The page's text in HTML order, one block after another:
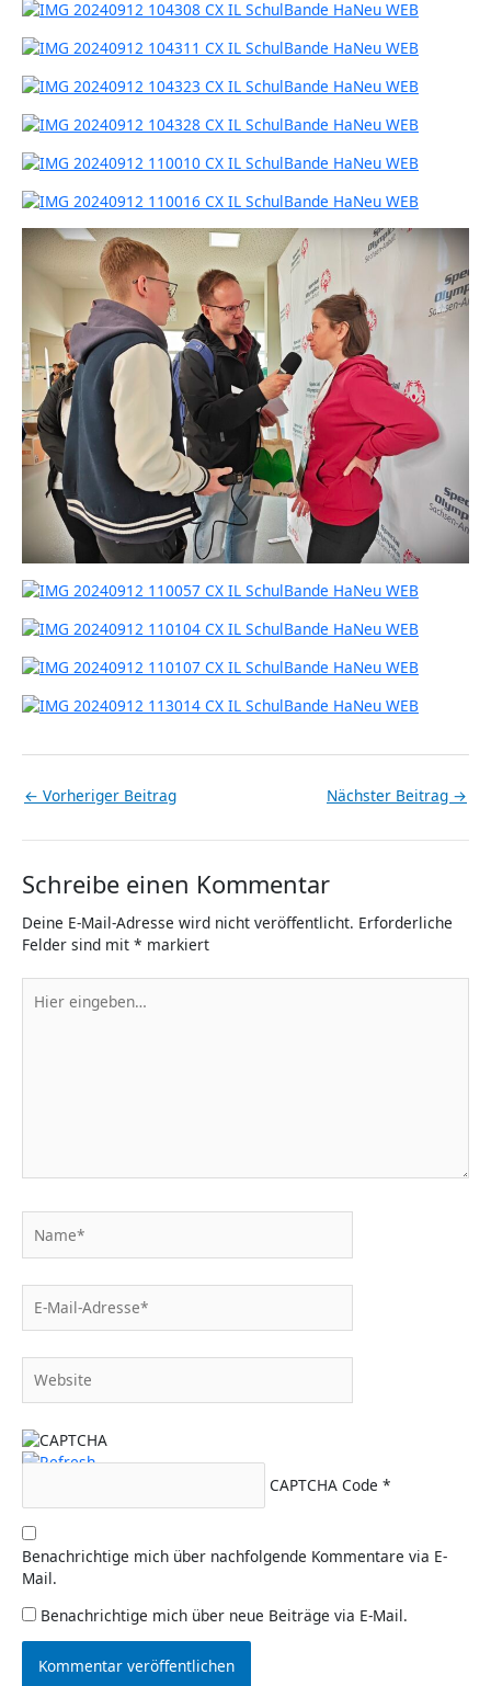
← Vorheriger Beitrag Nächster Beitrag →
Schreibe einen Kommentar
Deine E-Mail-Adresse wird nicht veröffentlicht. Erforderliche
Felder sind mit * markiert
eingeben…
Mail-
Adresse*
CAPTCHA Code *
Benachrichtige mich über nachfolgende Kommentare via E-
Mail.
Benachrichtige mich über neue Beiträge via E-Mail.